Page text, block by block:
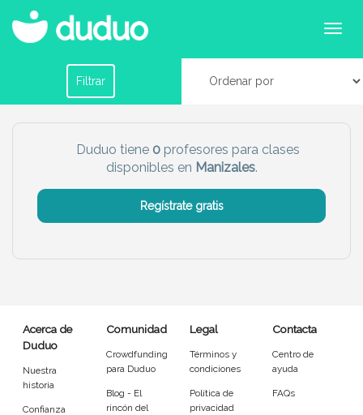
y secundaria en Manizales
Filtrar
Filtrar por horario
Chico Chica
Más servicio del dudú
Limpieza Manitas
Entrenador Asistente
Tipo de atención
Duduo tiene 0profesores para clases
disponibles en Manizales.
Regístrate gratis
Acerca de
Duduo
Nuestra
historia
Confianza
Comunidad
Crowdfunding
para Duduo
Blog - El
rincón del
Legal
Términos y
condiciones
Política de
privacidad
Contacta
Centro de
ayuda
FAQs